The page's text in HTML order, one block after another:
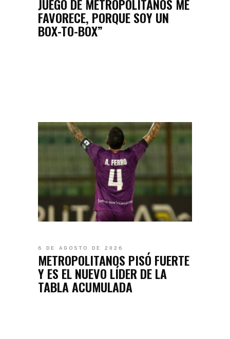
JUEGO DE METROPOLITANOS ME
FAVORECE, PORQUE SOY UN
BOX-TO-BOX”
6 DE AGOSTO DE 2026
METROPOLITANOS PISÓ FUERTE
Y ES EL NUEVO LÍDER DE LA
TABLA ACUMULADA